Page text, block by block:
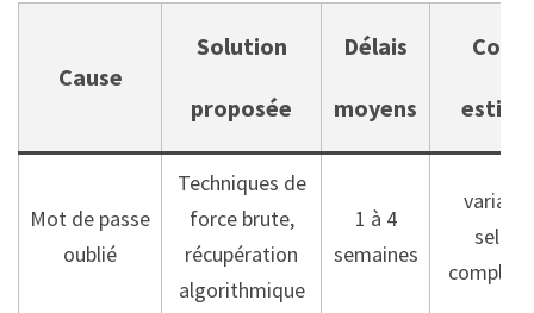
Cause
Solution
proposée
Délais
moyens
Coût
estimé
Mot de passe
oublié
Techniques de
force brute,
récupération
algorithmique
1 à 4
semaines
variable
selon